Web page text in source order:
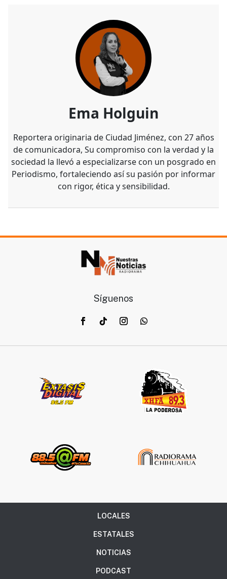
Ema Holguin
Reportera originaria de Ciudad Jiménez, con 27 años
de comunicadora, Su compromiso con la verdad y la
sociedad la llevó a especializarse con un posgrado en
Periodismo, fortaleciendo así su pasión por informar
con rigor, ética y sensibilidad.
Síguenos
LOCALES
ESTATALES
NOTICIAS
PODCAST